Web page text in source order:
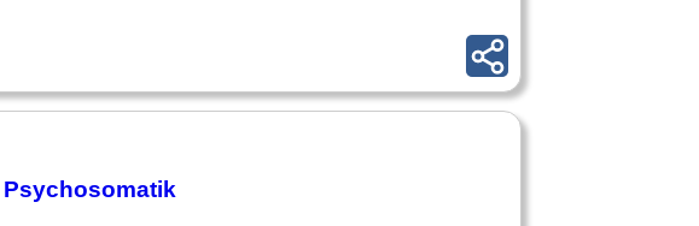
Psychosomatik